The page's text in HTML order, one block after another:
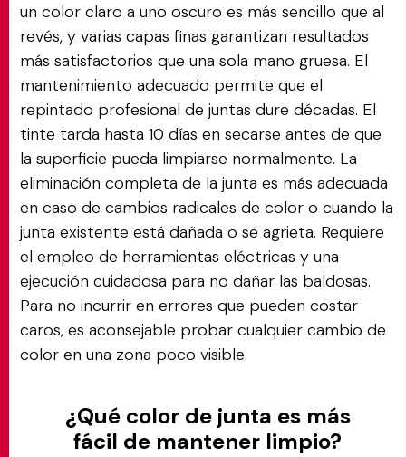
un color claro a uno oscuro es más sencillo que al
revés, y varias capas finas garantizan resultados
más satisfactorios que una sola mano gruesa. El
mantenimiento adecuado permite que el
repintado profesional de juntas dure décadas. El
tinte tarda hasta 10 días en secarse antes de que
la superficie pueda limpiarse normalmente. La
eliminación completa de la junta es más adecuada
en caso de cambios radicales de color o cuando la
junta existente está dañada o se agrieta. Requiere
el empleo de herramientas eléctricas y una
ejecución cuidadosa para no dañar las baldosas.
Para no incurrir en errores que pueden costar
caros, es aconsejable probar cualquier cambio de
color en una zona poco visible.
¿Qué color de junta es más
fácil de mantener limpio?